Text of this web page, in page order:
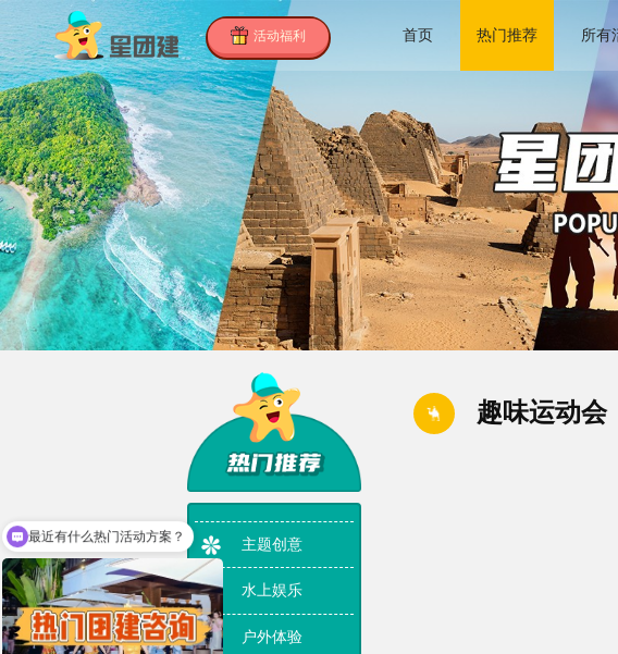
活动福利 首页 热门推荐 所有
首
页
热
门
推
荐
所
有
活
动
客
户
案
团
建
关
们 主题创意
水上娱乐
户外体验
趣味运动会
最近有什么热门活动方案？